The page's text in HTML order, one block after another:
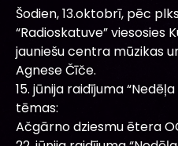
Šodien, 13.oktobrī, pēc
“Radioskatuve” viesosies
jauniešu centra mūzikas
Agnese Čīče.
15. jūnija raidījuma
tēmas:
Ačgārno dziesmu ētera